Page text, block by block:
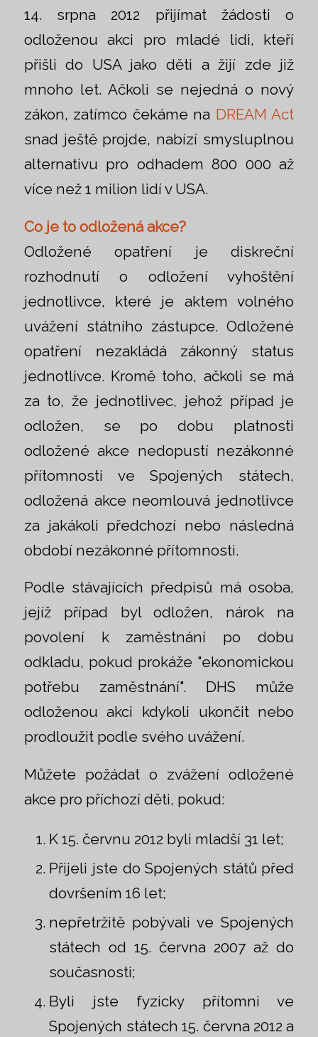
14. srpna 2012 přijímat žádosti o
odloženou akci pro mladé lidi, kteří
přišli do USA jako děti a žijí zde již
mnoho let. Ačkoli se nejedná o nový
zákon, zatímco čekáme na DREAM Act
snad ještě projde, nabízí smysluplnou
alternativu pro odhadem 800 000 až
více než 1 milion lidí v USA.
Co je to odložená akce?
Odložené opatření je diskreční
rozhodnutí o odložení vyhoštění
jednotlivce, které je aktem volného
uvážení státního zástupce. Odložené
opatření nezakládá zákonný status
jednotlivce. Kromě toho, ačkoli se má
za to, že jednotlivec, jehož případ je
odložen, se po dobu platnosti
odložené akce nedopustí nezákonné
přítomnosti ve Spojených státech,
odložená akce neomlouvá jednotlivce
za jakákoli předchozí nebo následná
období nezákonné přítomnosti.
Podle stávajících předpisů má osoba,
jejíž případ byl odložen, nárok na
povolení k zaměstnání po dobu
odkladu, pokud prokáže "ekonomickou
potřebu zaměstnání". DHS může
odloženou akci kdykoli ukončit nebo
prodloužit podle svého uvážení.
Můžete požádat o zvážení odložené
akce pro příchozí děti, pokud:
K 15. červnu 2012 byli mladší 31 let;
Přijeli jste do Spojených států před
dovršením 16 let;
nepřetržitě pobývali ve Spojených
státech od 15. června 2007 až do
současnosti;
Byli jste fyzicky přítomni ve
Spojených státech 15. června 2012 a